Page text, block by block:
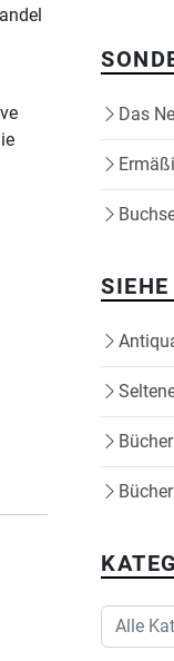
Das